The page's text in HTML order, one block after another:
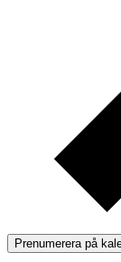
Prenumerera på